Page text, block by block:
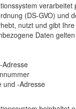
(DS-GVO) und
nutzt und gibt
Daten
Adresse
und -Adresse